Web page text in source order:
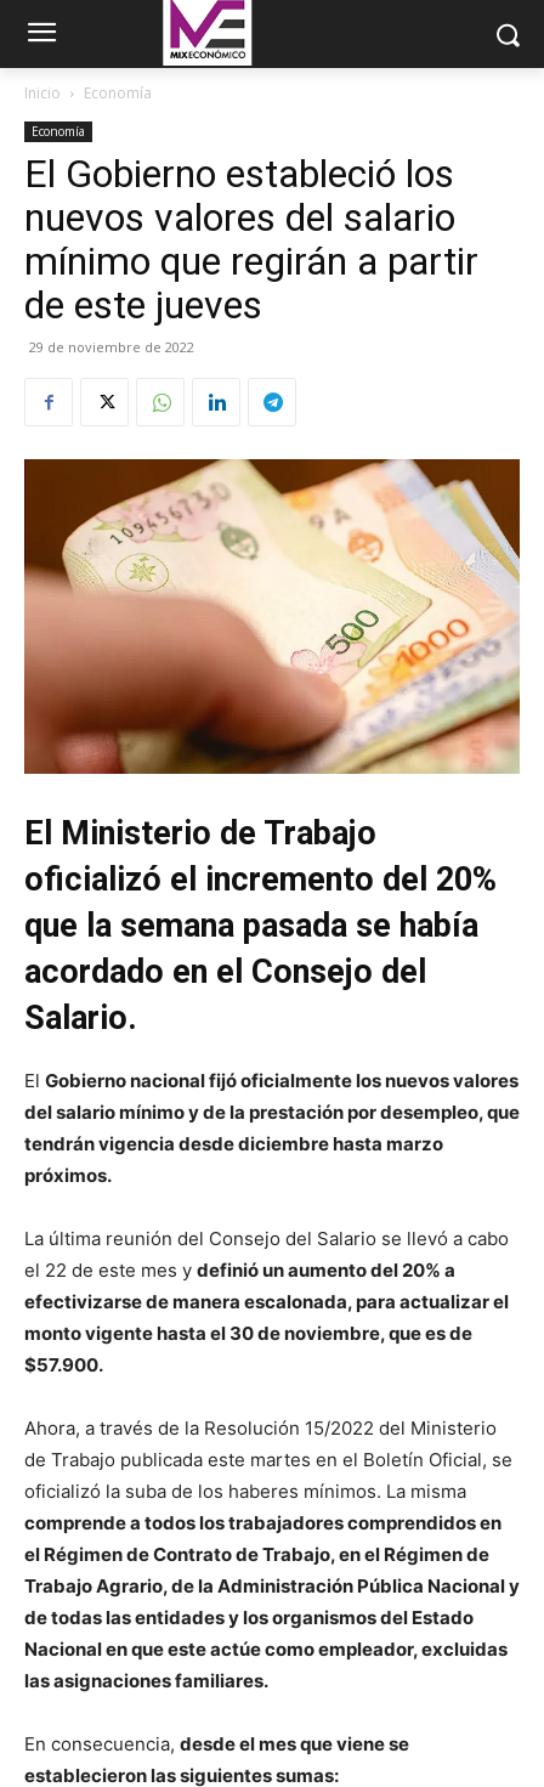
Inicio Economía
Economía
El Gobierno estableció los
nuevos valores del salario
mínimo que regirán a partir
de este jueves
29 de noviembre de 2022
El Ministerio de Trabajo
oficializó el incremento del 20%
que la semana pasada se había
acordado en el Consejo del
Salario.
El Gobierno nacional fijó oficialmente los nuevos valores
del salario mínimo y de la prestación por desempleo, que
tendrán vigencia desde diciembre hasta marzo
próximos.
La última reunión del Consejo del Salario se llevó a cabo
el 22 de este mes y definió un aumento del 20% a
efectivizarse de manera escalonada, para actualizar el
monto vigente hasta el 30 de noviembre, que es de
$57.900.
Ahora, a través de la Resolución 15/2022 del Ministerio
de Trabajo publicada este martes en el Boletín Oficial, se
oficializó la suba de los haberes mínimos. La misma
comprende a todos los trabajadores comprendidos en
el Régimen de Contrato de Trabajo, en el Régimen de
Trabajo Agrario, de la Administración Pública Nacional y
de todas las entidades y los organismos del Estado
Nacional en que este actúe como empleador, excluidas
las asignaciones familiares.
En consecuencia, desde el mes que viene se
establecieron las siguientes sumas: